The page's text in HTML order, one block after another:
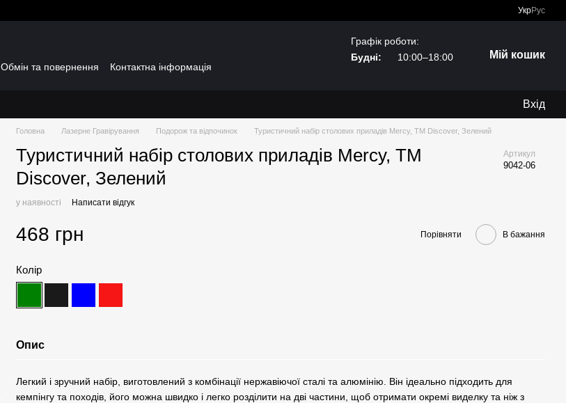
УкрРус
Обмін та повернення Контактна інформація
Графік роботи:
Будні:
10:00–18:00 Мій кошик
Вхід
Головна Лазерне Гравірування Подорож та відпочинок Туристичний набір столових приладів Mercy, TM Discover, Зелений
Туристичний набір столових приладів Mercy, TM
Discover, Зелений
Артикул
9042-06
у наявності Написати відгук
468 грн Порівняти В бажання
Колір
Опис
Легкий і зручний набір, виготовлений з комбінації нержавіючої сталі та алюмінію. Він ідеально підходить для
кемпінгу та походів, його можна швидко і легко розділити на дві частини, щоб отримати окремі виделку та ніж з